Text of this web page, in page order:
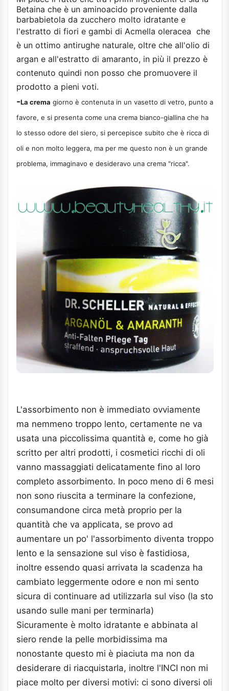
Betaina che è un aminoacido proveniente dalla
barbabietola da zucchero molto idratante e
l'estratto di fiori e gambi di Acmella oleracea che
è un ottimo antirughe naturale, oltre che all'olio di
argan e all'estratto di amaranto, in più il prezzo è
contenuto quindi non posso che promuovere il
prodotto a pieni voti.
-La crema giorno è contenuta in un vasetto di vetro, punto a
favore, e si presenta come una crema bianco-giallina che ha
lo stesso odore del siero, si percepisce subito che è ricca di
oli e non molto leggera, ma per me questo non è un grande
problema, immaginavo e desideravo una crema "ricca".
L'assorbimento non è immediato ovviamente
ma nemmeno troppo lento, certamente ne va
usata una piccolissima quantità e, come ho già
scritto per altri prodotti, i cosmetici ricchi di oli
vanno massaggiati delicatamente fino al loro
completo assorbimento. In poco meno di 6 mesi
non sono riuscita a terminare la confezione,
consumandone circa metà proprio per la
quantità che va applicata, se provo ad
aumentare un po' l'assorbimento diventa troppo
lento e la sensazione sul viso è fastidiosa,
inoltre essendo quasi arrivata la scadenza ha
cambiato leggermente odore e non mi sento
sicura di continuare ad utilizzarla sul viso (la sto
usando sulle mani per terminarla)
Sicuramente è molto idratante e abbinata al
siero rende la pelle morbidissima ma
nonostante questo mi è piaciuta ma non da
desiderare di riacquistarla, inoltre l'INCI non mi
piace molto per diversi motivi: ci sono diversi oli